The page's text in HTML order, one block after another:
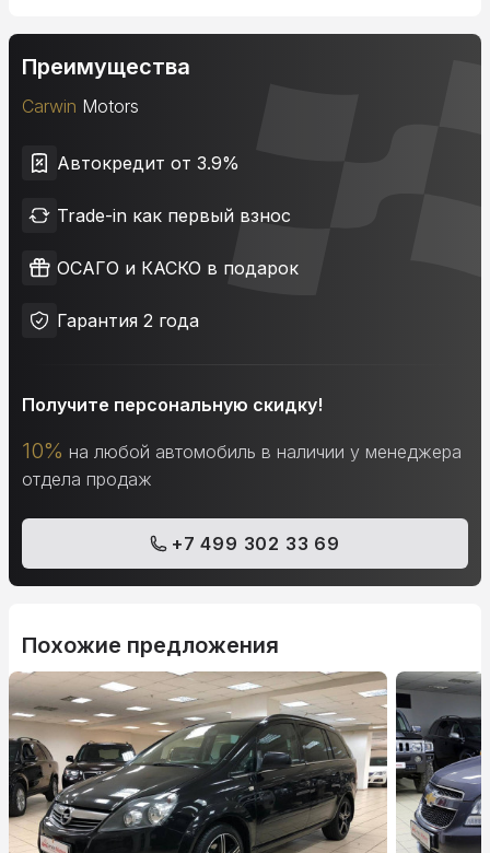
Преимущества
Carwin Motors
Автокредит от 3.9%
Trade-in как первый взнос
ОСАГО и КАСКО в подарок
Гарантия 2 года
Получите персональную скидку!
10% на любой автомобиль в наличии у менеджера
отдела продаж
+7 499 302 33 69
Похожие предложения